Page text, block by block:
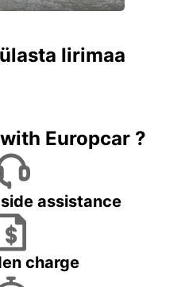
Iirimaad
Europcar ?
assistance
charge